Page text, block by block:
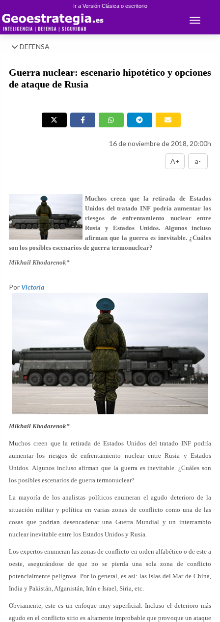
Ir a Versión Clásica o escritorio
Toggle
DEFENSA
Guerra nuclear: escenario hipotético y opciones
de ataque de Rusia
16 de noviembre de 2018, 20:00h
A+ a-
Muchos creen que la retirada de Estados
Unidos del tratado INF podría aumentar los
riesgos de enfrentamiento nuclear entre
Rusia y Estados Unidos. Algunos incluso
afirman que la guerra es inevitable. ¿Cuáles
son los posibles escenarios de guerra termonuclear?
Mikhail Khodarenok*
Por Victoria
Mikhail Khodarenok*
Muchos creen que la retirada de Estados Unidos del tratado INF podría
aumentar los riesgos de enfrentamiento nuclear entre Rusia y Estados
Unidos. Algunos incluso afirman que la guerra es inevitable. ¿Cuáles son
los posibles escenarios de guerra termonuclear?
La mayoría de los analistas políticos enumeran el agudo deterioro de la
situación militar y política en varias zonas de conflicto como una de las
cosas que podrían desencadenar una Guerra Mundial y un intercambio
nuclear inevitable entre los Estados Unidos y Rusia.
Los expertos enumeran las zonas de conflicto en orden alfabético o de este a
oeste, asegurándose de que no se pierda una sola zona de conflicto
potencialmente peligrosa. Por lo general, es así: las islas del Mar de China,
India y Pakistán, Afganistán, Irán e Israel, Siria, etc.
Obviamente, este es un enfoque muy superficial. Incluso el deterioro más
agudo en el conflicto sirio es altamente improbable que provoque un ataque